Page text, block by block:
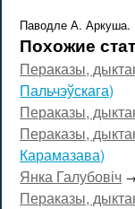
Паводле А. Аркуша.
Похожие
Пераказы,
Пальчэўскага)
Пераказы,
Пераказы,
Карамазава)
Янка Галубовіч →
Пераказы,